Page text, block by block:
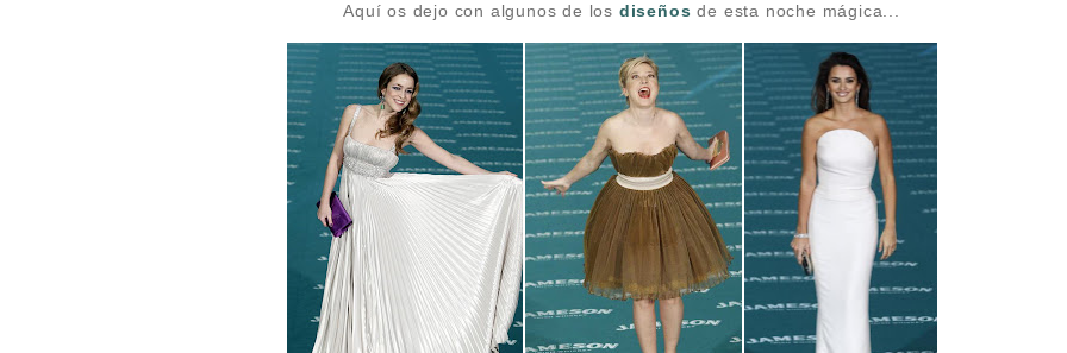
Aquí os dejo con algunos de los diseños de esta noche mágica...